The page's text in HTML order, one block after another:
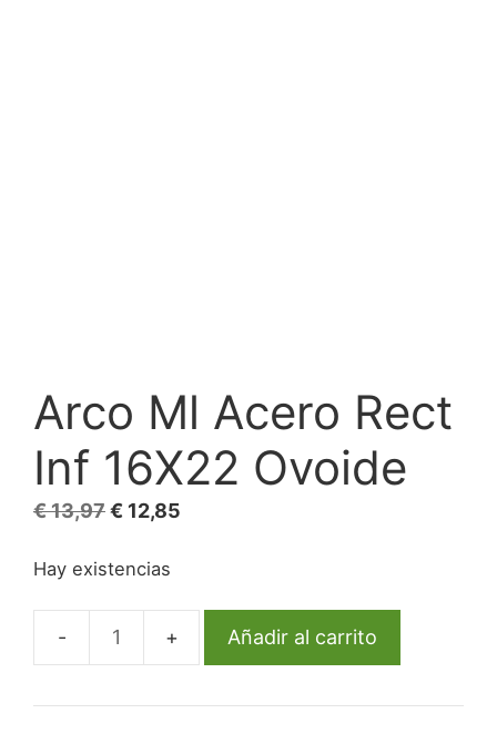
Arco Ml Acero Rect
Inf 16X22 Ovoide
€13,97El
original
€ 13,97.
€ 12,85
€ 12,85.
Hay existencias
Arco
Acero
Añadir al carrito